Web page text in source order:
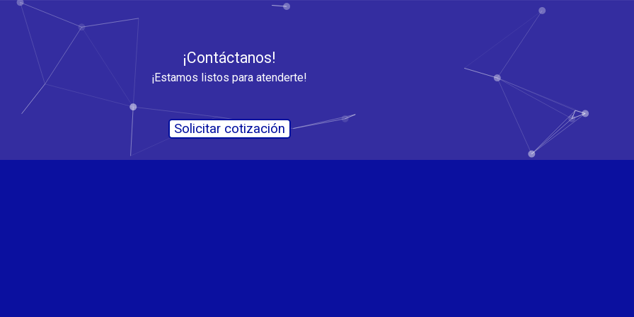
¡Contáctanos!
¡Estamos listos para atenderte!
Solicitar cotización